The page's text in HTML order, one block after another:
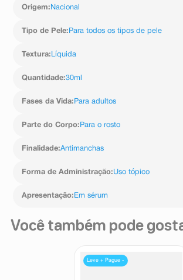
Origem:Nacional
Tipo de Pele:Para todos os tipos de pele
Textura:Líquida
Quantidade:30ml
Fases da Vida:Para adultos
Parte do Corpo:Para o rosto
Finalidade:Antimanchas
Forma de Administração:Uso tópico
Apresentação:Em sérum
Você também pode
Leve + Pague -